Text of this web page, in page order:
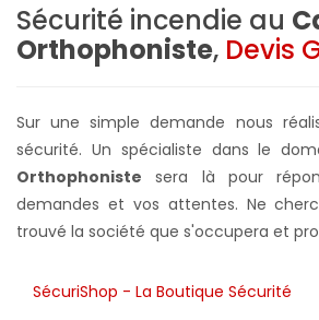
Sécurité incendie au
Orthophoniste, Devis
Sur une simple demande nous
sécurité. Un spécialiste dans le
Orthophoniste sera là pour
demandes et vos attentes. Ne
trouvé la société que s'occupera et
SécuriShop - La Boutique Sécurité